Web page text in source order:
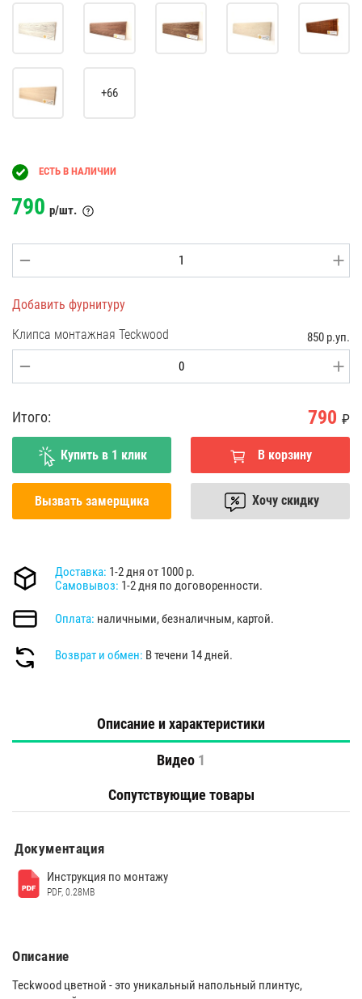
+66
ЕСТЬ В НАЛИЧИИ
790 р/шт.
Добавить фурнитуру
Клипса монтажная Teckwood
850 р.уп.
Итого: 790 ₽
Купить в 1 клик В корзину
Вызвать замерщика Хочу скидку
Доставка: 1-2 дня от 1000 р.
Самовывоз: 1-2 дня по договоренности.
Оплата: наличными, безналичным, картой.
Возврат и обмен: В течени 14 дней.
Описание и характеристики
Видео 1
Сопутствующие товары
Документация
Инструкция по монтажу
PDF, 0.28MB
Описание
Teckwood цветной - это уникальный напольный плинтус,